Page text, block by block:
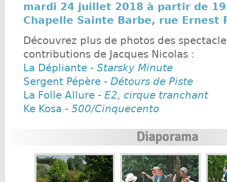
mardi 24 juillet 2018 à partir de
Chapelle Sainte Barbe, rue Ernest
Découvrez plus de photos des
contributions de Jacques Nicolas :
La Dépliante - Starsky Minute
Sergent Pépère - Détours de Piste
La Folle Allure - E2, cirque tranchant
Ke Kosa - 500/Cinquecento
Diaporama